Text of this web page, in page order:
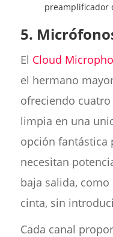
preamplificador
5.
El Cloud
el hermano
ofreciendo
limpia en una
opción fantástica
necesitan
baja salida,
cinta, sin
Cada canal